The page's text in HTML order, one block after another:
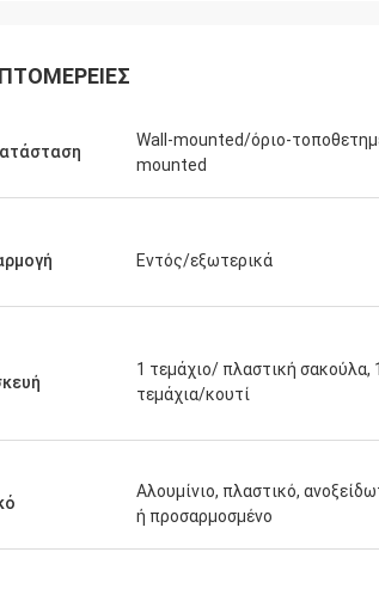
άριστοι προϊόν και άνθρωποι στην
Wall-mounted/όριο-
mounted
Εντός/εξωτερικά
1 τεμάχιο/ πλαστική σακούλα,
τεμάχια/κουτί
Αλουμίνιο, πλαστικό,
ή προσαρμοσμένο